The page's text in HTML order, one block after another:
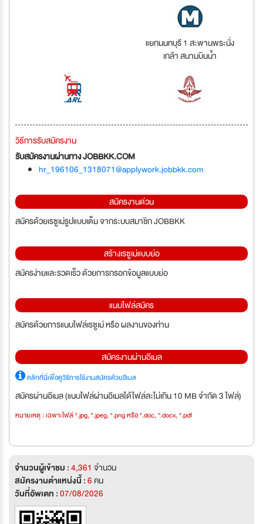
แยกนนทบุรี 1 สะพานพระนั่ง
เกล้า สนามบินน้ำ
วิธีการรับสมัครงาน
รับสมัครงานผ่านทาง JOBBKK.COM
hr_196106_1318071@applywork.jobbkk.com
สมัครงานด่วน
สมัครด้วยเรซูเม่รูปแบบเต็ม จากระบบสมาชิก JOBBKK
สร้างเรซูเม่แบบย่อ
สมัครง่ายและรวดเร็ว ด้วยการกรอกข้อมูลแบบย่อ
แนบไฟล์สมัคร
สมัครด้วยการแนบไฟล์เรซูเม่ หรือ ผลงานของท่าน
สมัครงานผ่านอีเมล
คลิกที่นี่เพื่อดูวิธีการใช้งานสมัครด้วยอีเมล
สมัครผ่านอีเมล (แนบไฟล์ผ่านอีเมลได้ไฟล์ละไม่เกิน 10 MB จำกัด 3 ไฟล์)
หมายเหตุ : เฉพาะไฟล์ *.jpg, *.jpeg, *.png หรือ *.doc, *.docx, *.pdf
จำนวนผู้เข้าชม :4,361 จำนวน
สมัครงานตำแหน่งนี้ :6คน
วันที่อัพเดท :07/08/2026